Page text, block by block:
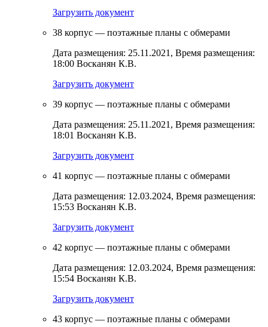
Загрузить документ
38 корпус — поэтажные планы с обмерами
Дата размещения: 25.11.2021, Время размещения:
18:00 Восканян К.В.
Загрузить документ
39 корпус — поэтажные планы с обмерами
Дата размещения: 25.11.2021, Время размещения:
18:01 Восканян К.В.
Загрузить документ
41 корпус — поэтажные планы с обмерами
Дата размещения: 12.03.2024, Время размещения:
15:53 Восканян К.В.
Загрузить документ
42 корпус — поэтажные планы с обмерами
Дата размещения: 12.03.2024, Время размещения:
15:54 Восканян К.В.
Загрузить документ
43 корпус — поэтажные планы с обмерами